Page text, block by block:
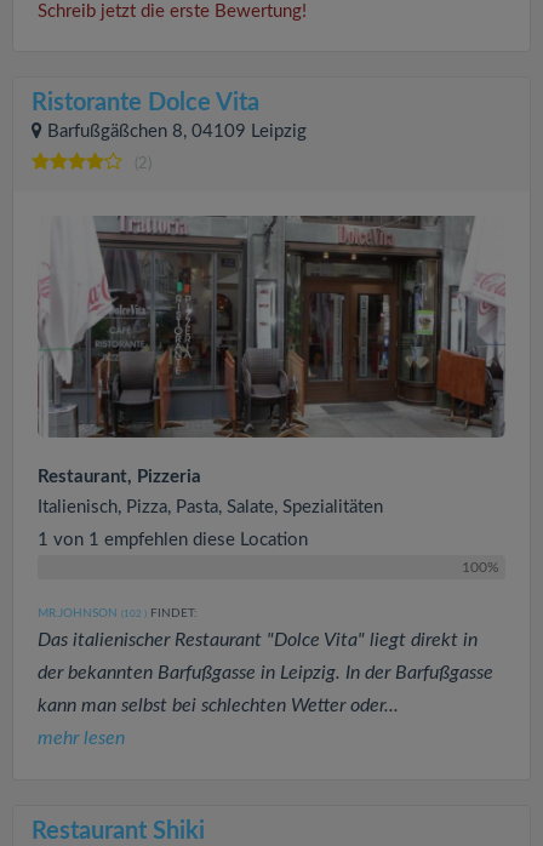
Schreib jetzt die erste Bewertung!
Ristorante Dolce Vita
Barfußgäßchen 8, 04109 Leipzig
(2)
Restaurant, Pizzeria
Italienisch, Pizza, Pasta, Salate, Spezialitäten
1 von 1 empfehlen diese Location
100%
MR.JOHNSON (102 ) FINDET:
Das italienischer Restaurant "Dolce Vita" liegt direkt in
der bekannten Barfußgasse in Leipzig. In der Barfußgasse
kann man selbst bei schlechten Wetter oder...
mehr lesen
Restaurant Shiki